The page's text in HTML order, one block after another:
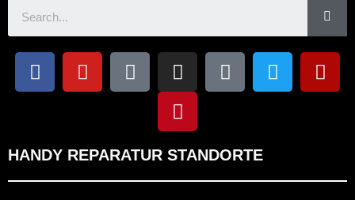
HANDY REPARATUR STANDORTE